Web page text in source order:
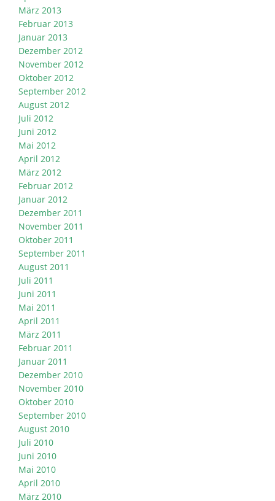
März 2013
Februar 2013
Januar 2013
Dezember 2012
November 2012
Oktober 2012
September 2012
August 2012
Juli 2012
Juni 2012
Mai 2012
April 2012
März 2012
Februar 2012
Januar 2012
Dezember 2011
November 2011
Oktober 2011
September 2011
August 2011
Juli 2011
Juni 2011
Mai 2011
April 2011
März 2011
Februar 2011
Januar 2011
Dezember 2010
November 2010
Oktober 2010
September 2010
August 2010
Juli 2010
Juni 2010
Mai 2010
April 2010
März 2010